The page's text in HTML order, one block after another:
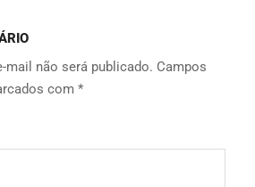
mail não será publicado. Campos
com *